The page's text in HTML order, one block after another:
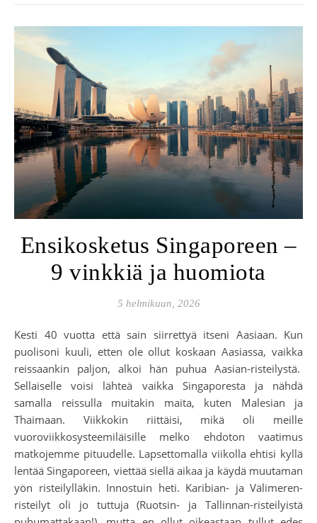
Ensikosketus Singaporeen –
9 vinkkiä ja huomiota
5 helmikuun, 2026
Kesti 40 vuotta että sain siirrettyä itseni Aasiaan. Kun
puolisoni kuuli, etten ole ollut koskaan Aasiassa, vaikka
reissaankin paljon, alkoi hän puhua Aasian-risteilystä.
Sellaiselle voisi lähteä vaikka Singaporesta ja nähdä
samalla reissulla muitakin maita, kuten Malesian ja
Thaimaan. Viikkokin riittäisi, mikä oli meille
vuoroviikkosysteemiläisille melko ehdoton vaatimus
matkojemme pituudelle. Lapsettomalla viikolla ehtisi kyllä
lentää Singaporeen, viettää siellä aikaa ja käydä muutaman
yön risteilylläkin. Innostuin heti. Karibian- ja Välimeren-
risteilyt oli jo tuttuja (Ruotsin- ja Tallinnan-risteilyistä